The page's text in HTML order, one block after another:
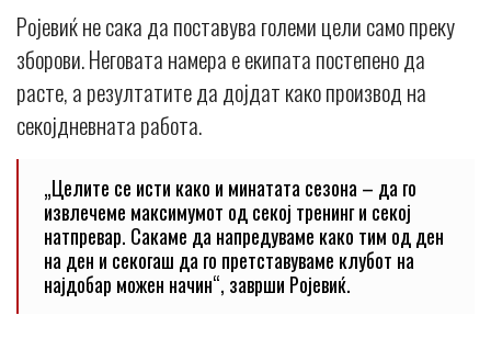
Ројевиќ не сака да поставува големи цели само преку
зборови. Неговата намера е екипата постепено да
расте, а резултатите да дојдат како производ на
секојдневната работа.
„Целите се исти како и минатата сезона – да го
извлечеме максимумот од секој тренинг и секој
натпревар. Сакаме да напредуваме како тим од ден
на ден и секогаш да го претставуваме клубот на
најдобар можен начин“, заврши Ројевиќ.